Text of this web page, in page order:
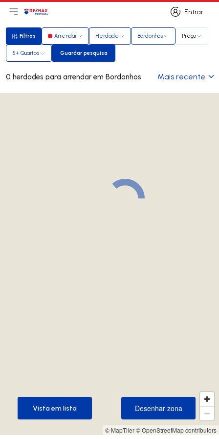
Entrar
Entrar
Abri menu principal
LogoIr para página inicial
Filtros
Filtros Arrendar Herdade Bordonhos Preço
5+ Quartos Guardar pesquisa
Guardar pesquisa
0 herdades para arrendar em Bordonhos Mais recente
© MapTiler© OpenStreetMap contributors
Desenhar zona
Desenhar zona
Vista em lista
Vista em lista